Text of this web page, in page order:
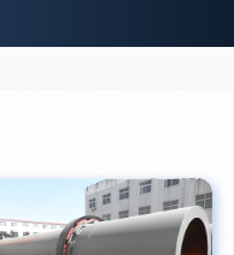
能多大？是用电的还是燃油的？
砂机大概什么价位？
全套设备有哪些？
碎机可以铁器分类吗？